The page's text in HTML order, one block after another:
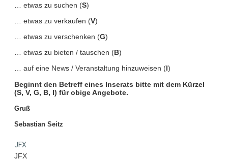
… etwas zu suchen (S)
… etwas zu verkaufen (V)
… etwas zu verschenken (G)
… etwas zu bieten / tauschen (B)
… auf eine News / Veranstaltung hinzuweisen (I)
Beginnt den Betreff eines Inserats bitte mit dem Kürzel
(S, V, G, B, I) für obige Angebote.
Gruß
Sebastian Seitz
JFX
JFX